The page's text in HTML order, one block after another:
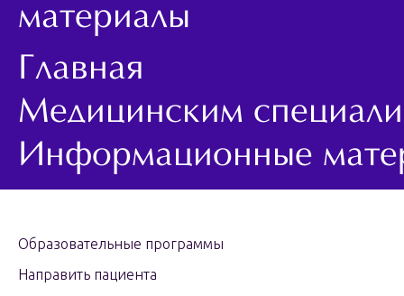
материалы
Главная
Медицинским
Информационные
Образовательные программы
Направить пациента